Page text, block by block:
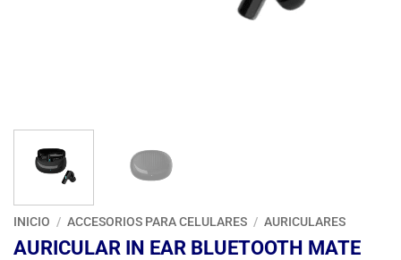
INICIO / ACCESORIOS PARA CELULARES / AURICULARES
AURICULAR IN EAR BLUETOOTH MATE